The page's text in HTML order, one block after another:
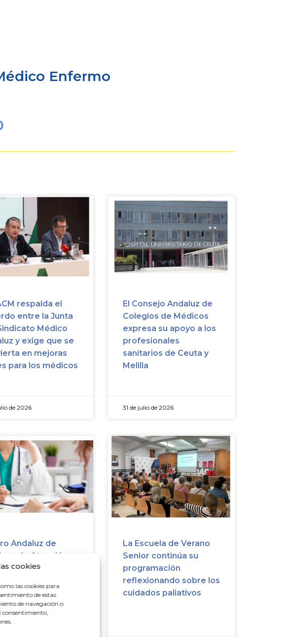
cookies
las cookies para
de estas
de navegación o
consentimiento,
Enfermo
respalda el
entre la Junta
Médico
y exige que se
en mejoras
para los médicos
de 2026
El Consejo Andaluz de
Colegios de Médicos
expresa su apoyo a los
profesionales
sanitarios de Ceuta y
Melilla
31 de julio de 2026
Andaluz de
de Atención
rechaza los
de Acogida y
soluciones reales
a la falta de
La Escuela de Verano
Senior continúa su
programación
reflexionando sobre los
cuidados paliativos